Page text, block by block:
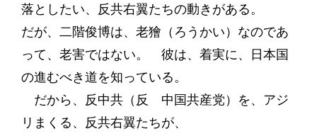
落としたい、反共右翼たちの動きがある。
だが、二階俊博は、老獪（ろうかい）なのであ
って、老害ではない。 彼は、着実に、日本国
の進むべき道を知っている。
だから、反中共（反 中国共産党）を、アジ
リまくる、反共右翼たちが、